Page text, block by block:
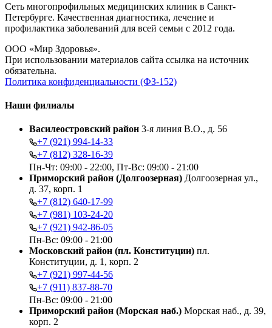
Сеть многопрофильных медицинских клиник в Санкт-
Петербурге. Качественная диагностика, лечение и
профилактика заболеваний для всей семьи с 2012 года.
ООО «Мир Здоровья».
При использовании материалов сайта ссылка на источник
обязательна.
Политика конфиденциальности (ФЗ-152)
Наши филиалы
Василеостровский район 3-я линия В.О., д. 56
+7 (921) 994-14-33
+7 (812) 328-16-39
Пн-Чт: 09:00 - 22:00, Пт-Вс: 09:00 - 21:00
Приморский район (Долгоозерная) Долгоозерная ул.,
д. 37, корп. 1
+7 (812) 640-17-99
+7 (981) 103-24-20
+7 (921) 942-86-05
Пн-Вс: 09:00 - 21:00
Московский район (пл. Конституции) пл.
Конституции, д. 1, корп. 2
+7 (921) 997-44-56
+7 (911) 837-88-70
Пн-Вс: 09:00 - 21:00
Приморский район (Морская наб.) Морская наб., д. 39,
корп. 2